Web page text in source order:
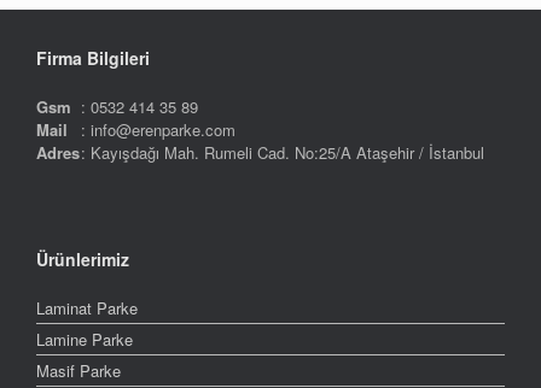
Firma Bilgileri
Gsm : 0532 414 35 89
Mail
: info@erenparke.com
Adres: Kayışdağı Mah. Rumeli Cad. No:25/A Ataşehir / İstanbul
Ürünlerimiz
Laminat Parke
Lamine Parke
Masif Parke